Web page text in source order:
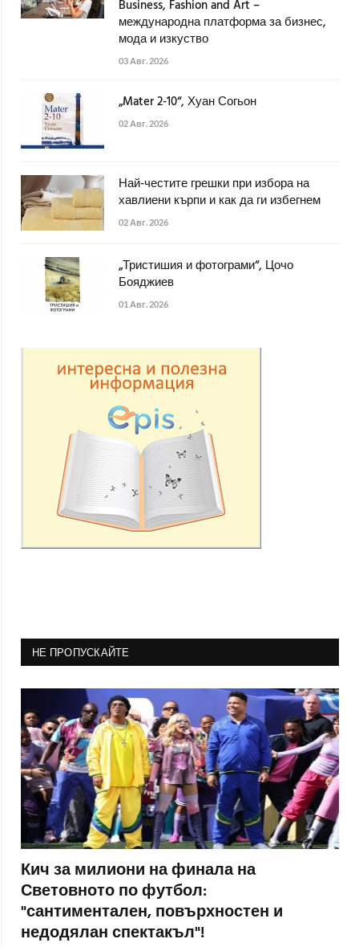
Business, Fashion and Art –
международна платформа за бизнес,
мода и изкуство
03 Авг. 2026
„Mater 2-10“, Хуан Согьон
02 Авг. 2026
Най-честите грешки при избора на
хавлиени кърпи и как да ги избегнем
02 Авг. 2026
„Тристишия и фотограми“, Цочо
Бояджиев
01 Авг. 2026
НЕ ПРОПУСКАЙТЕ
Кич за милиони на финала на
Световното по футбол:
"сантиментален, повърхностен и
недодялан спектакъл"!